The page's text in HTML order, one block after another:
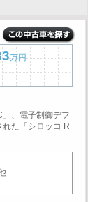
万円
、電子制御デフ
た「シロッコ R